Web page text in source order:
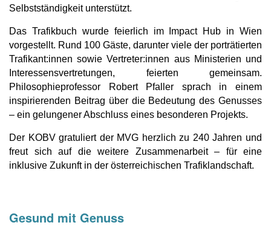
Selbstständigkeit unterstützt.
Das Trafikbuch wurde feierlich im Impact Hub in Wien
vorgestellt. Rund 100 Gäste, darunter viele der porträtierten
Trafikant:innen sowie Vertreter:innen aus Ministerien und
Interessensvertretungen, feierten gemeinsam.
Philosophieprofessor Robert Pfaller sprach in einem
inspirierenden Beitrag über die Bedeutung des Genusses
– ein gelungener Abschluss eines besonderen Projekts.
Der KOBV gratuliert der MVG herzlich zu 240 Jahren und
freut sich auf die weitere Zusammenarbeit – für eine
inklusive Zukunft in der österreichischen Trafiklandschaft.
Gesund mit Genuss